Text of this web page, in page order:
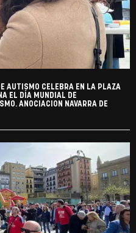
AUTISMO CELEBRA EN LA PLAZA
EL DÍA MUNDIAL DE
ANOCIACION NAVARRA DE